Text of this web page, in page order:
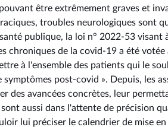
être extrêmement graves et
troubles neurologiques sont
publique, la loi n° 2022-53
chroniques de la covid-19 a été
à l'ensemble des patients qui le
symptômes post-covid ». Depuis, les
des avancées concrètes, leur
sont aussi dans l'attente de précision
lui préciser le calendrier de mise